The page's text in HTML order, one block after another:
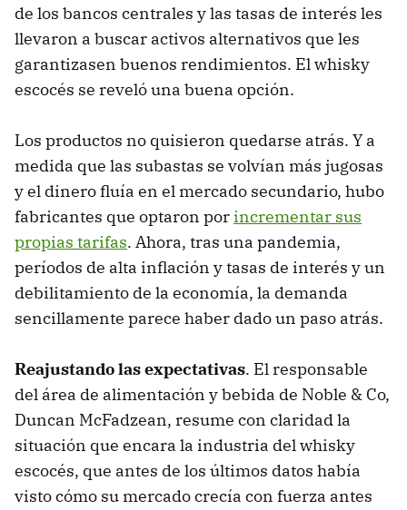
de los bancos centrales y las tasas de interés les
llevaron a buscar activos alternativos que les
garantizasen buenos rendimientos. El whisky
escocés se reveló una buena opción.
Los productos no quisieron quedarse atrás. Y a
medida que las subastas se volvían más jugosas
y el dinero fluía en el mercado secundario, hubo
fabricantes que optaron porincrementar sus
propias tarifas. Ahora, tras una pandemia,
períodos de alta inflación y tasas de interés y un
debilitamiento de la economía, la demanda
sencillamente parece haber dado un paso atrás.
Reajustando las expectativas. El responsable
del área de alimentación y bebida de Noble & Co,
Duncan McFadzean, resume con claridad la
situación que encara la industria del whisky
escocés, que antes de los últimos datos había
visto cómo su mercado crecía con fuerza antes